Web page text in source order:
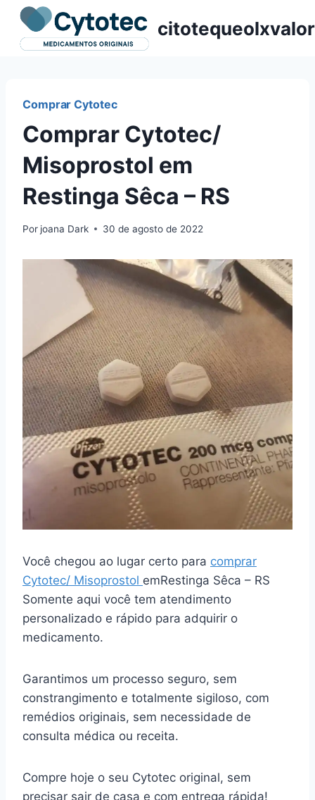
Pular
para
citotequeolxvalor
Comprar Cytotec
Comprar Cytotec/
Misoprostol em
Restinga Sêca – RS
Por joana Dark 30 de agosto de 2022
Você chegou ao lugar certo para comprar
Cytotec/ Misoprostol emRestinga Sêca – RS
Somente aqui você tem atendimento
personalizado e rápido para adquirir o
medicamento.
Garantimos um processo seguro, sem
constrangimento e totalmente sigiloso, com
remédios originais, sem necessidade de
consulta médica ou receita.
Compre hoje o seu Cytotec original, sem
precisar sair de casa e com entrega rápida!